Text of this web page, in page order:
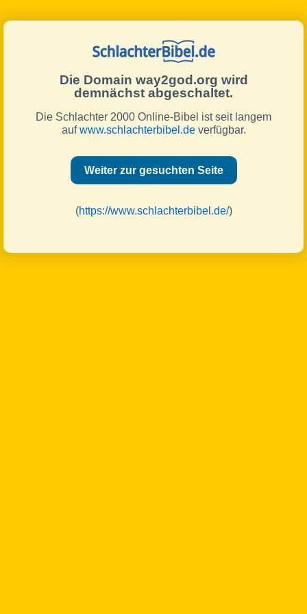
Die Domain way2god.org wird
demnächst abgeschaltet.
Die Schlachter 2000 Online-Bibel ist seit langem
aufwww.schlachterbibel.deverfügbar.
Weiter zur gesuchten Seite
(https://www.schlachterbibel.de/)